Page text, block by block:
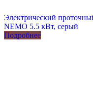
Электрический
NEMO 5.5 кВт, серый
Подробнее